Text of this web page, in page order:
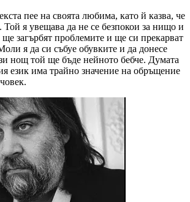
пее на своята любима, като й казва, че
Той я увещава да не се безпокои за нищо и
ще загърбят проблемите и ще си прекарват
я да си събуе обувките и да донесе
нощ той ще бъде нейното бебче. Думата
език има трайно значение на обръщение